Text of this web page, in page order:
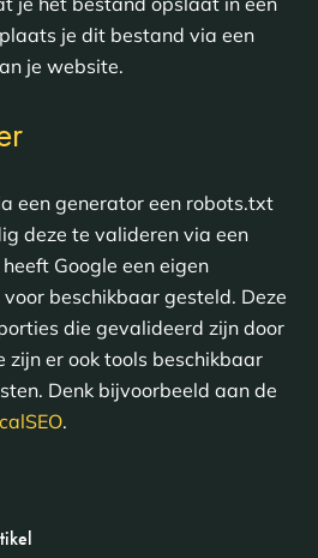
je dit bestand via een
je website.
een generator een robots.txt
deze te valideren via een
Google een eigen
voor beschikbaar gesteld. Deze
die gevalideerd zijn door
zijn er ook tools beschikbaar
Denk bijvoorbeeld aan de
.